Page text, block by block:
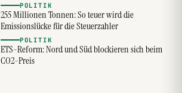
POLITIK
255 Millionen Tonnen: So teuer wird die
Emissionslücke für die Steuerzahler
POLITIK
ETS-Reform: Nord und Süd blockieren sich beim
CO2-Preis